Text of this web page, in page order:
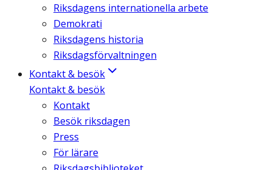
Riksdagens internationella arbete
Demokrati
Riksdagens historia
Riksdagsförvaltningen
Kontakt & besök
Kontakt & besök
Kontakt
Besök riksdagen
Press
För lärare